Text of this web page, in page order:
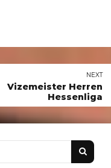
NEXT
Vizemeister Herren
Hessenliga